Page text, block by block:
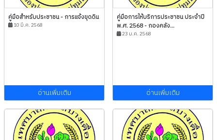
คู่มือสำหรับประชาชน - การแจ้งขุดดิน
10 มี.ค. 2568
อ่านเพิ่มเติม
คู่มือการให้บริการประชาชน ประจำปี
พ.ศ. 2568 - กองคลัง...
23 ม.ค. 2568
อ่านเพิ่มเติม